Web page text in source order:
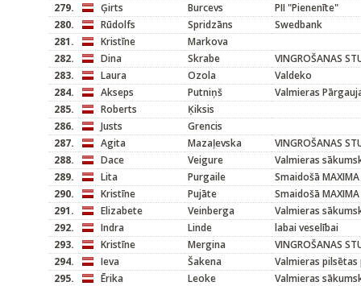
279.
Ģirts Burcevs
PII "Pienenīte"
280.
Rūdolfs Spridzāns
Swedbank
281.
Kristīne
Markova
282.
Dina Skrabe
VINGROŠANAS
283.
Laura Ozola
Valdeko
284.
Akseps Putniņš
Valmieras
285.
Roberts
Ķiksis
286.
Justs
Grencis
287.
Agita Mazaļevska
VINGROŠANAS
288.
Dace Veigure
Valmieras
289.
Lita Purgaile
Smaidošā
290.
Kristīne Pujāte
Smaidošā
291.
Elizabete Veinberga
Valmieras
292.
Indra Linde
labai veselībai
293.
Kristīne Mergina
VINGROŠANAS
294.
Ieva Šakena
Valmieras pilsētas
295.
Ērika Leoke
Valmieras